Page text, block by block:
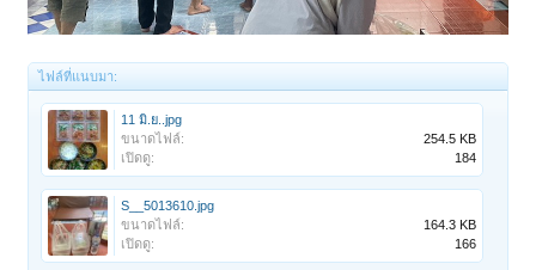
ไฟล์ที่แนบมา:
11 มิ.ย..jpg
ขนาดไฟล์:
254.5 KB
เปิดดู:
184
S__5013610.jpg
ขนาดไฟล์:
164.3 KB
เปิดดู:
166